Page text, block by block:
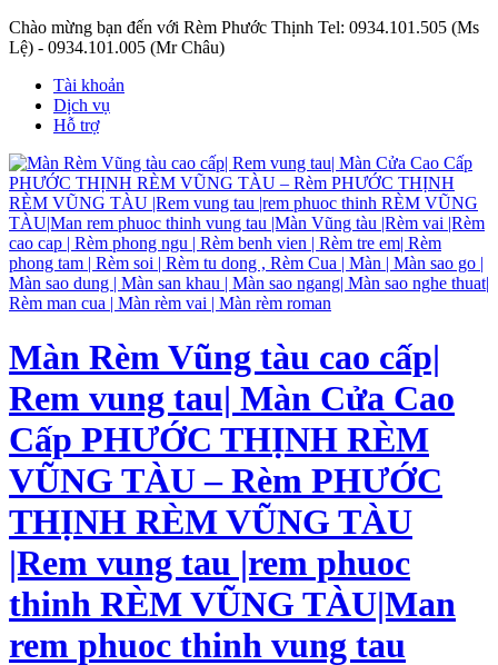
Chào mừng bạn đến với Rèm Phước Thịnh Tel: 0934.101.505 (Ms
Lệ) - 0934.101.005 (Mr Châu)
Tài khoản
Dịch vụ
Hỗ trợ
Màn Rèm Vũng tàu cao cấp|
Rem vung tau| Màn Cửa Cao
Cấp PHƯỚC THỊNH RÈM
VŨNG TÀU – Rèm PHƯỚC
THỊNH RÈM VŨNG TÀU
|Rem vung tau |rem phuoc
thinh RÈM VŨNG TÀU|Man
rem phuoc thinh vung tau